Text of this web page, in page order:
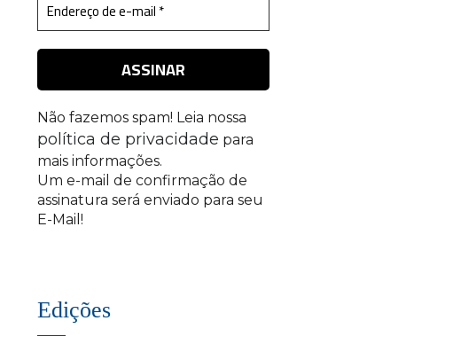
Não fazemos spam! Leia nossa
política de privacidade para
mais informações.
Um e-mail de confirmação de
assinatura será enviado para seu
E-Mail!
Edições